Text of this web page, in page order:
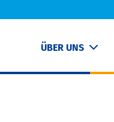
ÜBER UNS